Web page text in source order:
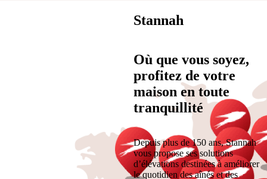
Stannah
Où que vous soyez,
profitez de votre
maison en toute
tranquillité
Depuis plus de 150 ans, Stannah
vous propose ses solutions
d’élévations destinées à améliorer
le quotidien des aînés et des